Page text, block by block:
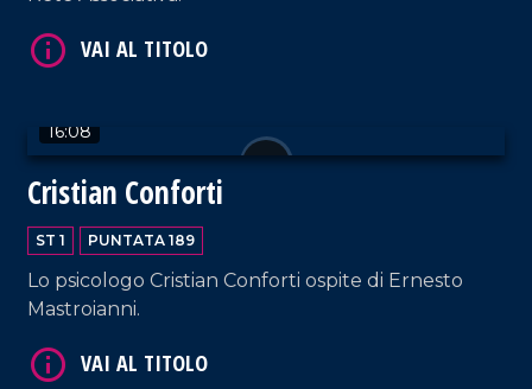
16:08
Cristian Conforti
ST 1 PUNTATA 189
Lo psicologo Cristian Conforti ospite di Ernesto
Mastroianni.
VAI AL TITOLO
VAI AL TITOLO